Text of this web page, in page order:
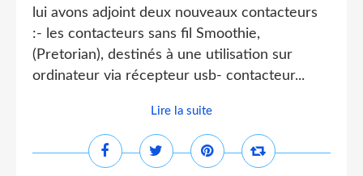
lui avons adjoint deux nouveaux contacteurs
:- les contacteurs sans fil Smoothie,
(Pretorian), destinés à une utilisation sur
ordinateur via récepteur usb- contacteur...
Lire la suite